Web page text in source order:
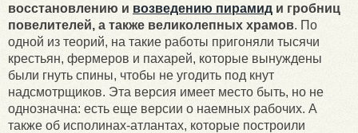
восстановлению и возведению пирамид и гробниц
повелителей, а также великолепных храмов. По
одной из теорий, на такие работы пригоняли тысячи
крестьян, фермеров и пахарей, которые вынуждены
были гнуть спины, чтобы не угодить под кнут
надсмотрщиков. Эта версия имеет место быть, но не
однозначна: есть еще версии о наемных рабочих. А
также об исполинах-атлантах, которые построили